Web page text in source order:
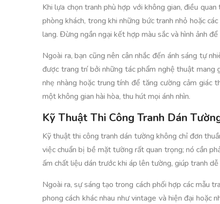
Khi lựa chọn tranh phù hợp với không gian, điều
phòng khách, trong khi những bức tranh nhỏ hoặc
lang. Đừng ngần ngại kết hợp màu sắc và hình ảnh
Ngoài ra, bạn cũng nên cân nhắc đến ánh sáng tự
được trang trí bởi những tác phẩm nghệ thuật mang
nhẹ nhàng hoặc trung tính để tăng cường cảm giác
một không gian hài hòa, thu hút mọi ánh nhìn.
Kỹ Thuật Thi Công Tranh Dán
Kỹ thuật thi công tranh dán tường không chỉ đơn
việc chuẩn bị bề mặt tường rất quan trọng; nó cần
ấm chất liệu dán trước khi áp lên tường, giúp tranh
Ngoài ra, sự sáng tạo trong cách phối hợp các mẫu
phong cách khác nhau như vintage và hiện đại hoặc